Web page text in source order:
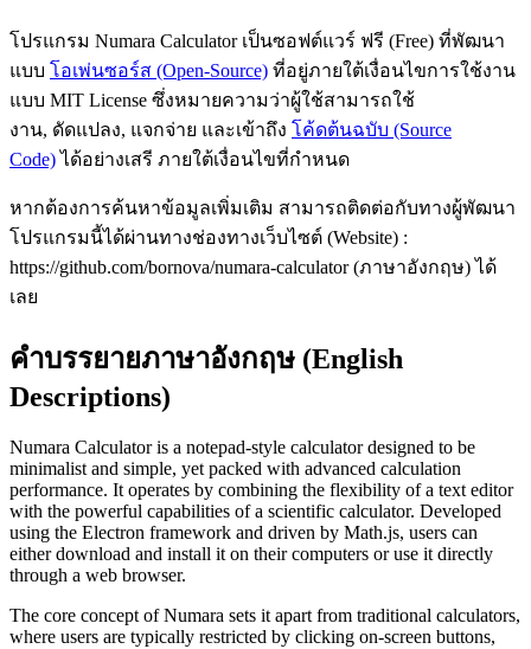
โปรแกรม Numara Calculator เป็นซอฟต์แวร์ ฟรี (Free) ที่พัฒนา
แบบ โอเพ่นซอร์ส (Open-Source) ที่อยู่ภายใต้เงื่อนไขการใช้งาน
แบบ MIT License ซึ่งหมายความว่าผู้ใช้สามารถใช้
งาน, ดัดแปลง, แจกจ่าย และเข้าถึง โค้ดต้นฉบับ (Source
Code)ได้อย่างเสรี ภายใต้เงื่อนไขที่กำหนด
หากต้องการค้นหาข้อมูลเพิ่มเติม สามารถติดต่อกับทางผู้พัฒนา
โปรแกรมนี้ได้ผ่านทางช่องทางเว็บไซต์ (Website) :
https://github.com/bornova/numara-calculator (ภาษาอังกฤษ) ได้
เลย
คำบรรยายภาษาอังกฤษ (English
Descriptions)
Numara Calculator is a notepad-style calculator designed to be
minimalist and simple, yet packed with advanced calculation
performance. It operates by combining the flexibility of a text editor
with the powerful capabilities of a scientific calculator. Developed
using the Electron framework and driven by Math.js, users can
either download and install it on their computers or use it directly
through a web browser.
The core concept of Numara sets it apart from traditional calculators,
where users are typically restricted by clicking on-screen buttons,